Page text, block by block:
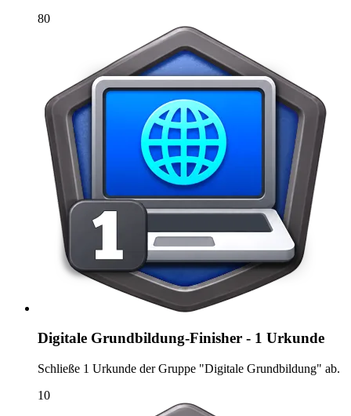
80
Digitale Grundbildung-Finisher - 1 Urkunde
Schließe 1 Urkunde der Gruppe "Digitale Grundbildung" ab.
10